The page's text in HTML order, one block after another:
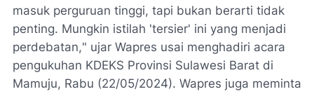
masuk perguruan tinggi, tapi bukan berarti tidak
penting. Mungkin istilah 'tersier' ini yang menjadi
perdebatan," ujar Wapres usai menghadiri acara
pengukuhan KDEKS Provinsi Sulawesi Barat di
Mamuju, Rabu (22/05/2024). Wapres juga meminta